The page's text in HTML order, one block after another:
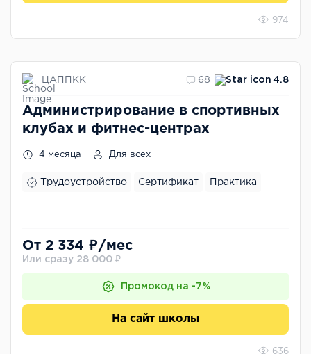
974
ЦАППКК 68 4.8
Администрирование в спортивных
клубах и фитнес-центрах
4 месяца Для всех
Трудоустройство Сертификат Практика
От 2 334 ₽/мес
Или сразу 28 000 ₽
Промокод на -7%
На сайт школы
636